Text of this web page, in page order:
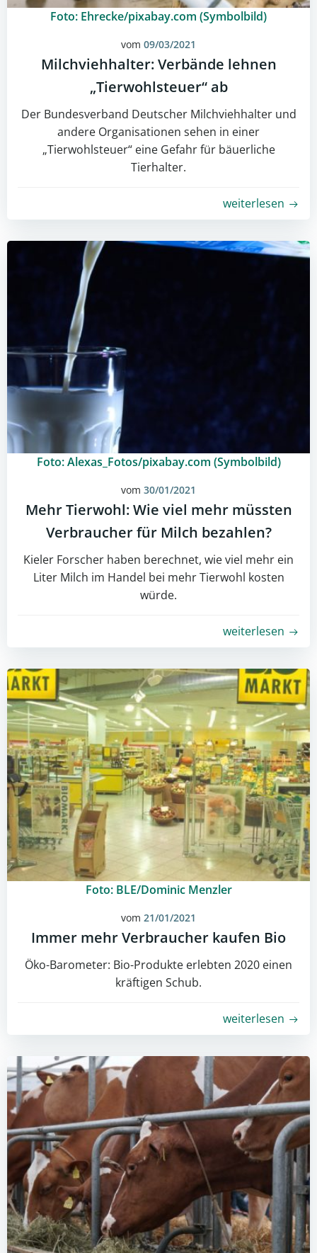
Foto: Ehrecke/pixabay.com (Symbolbild)
vom 09/03/2021
Milchviehhalter: Verbände lehnen
„Tierwohlsteuer“ ab
Der Bundesverband Deutscher Milchviehhalter und
andere Organisationen sehen in einer
„Tierwohlsteuer“ eine Gefahr für bäuerliche
Tierhalter.
weiterlesen
Foto: Alexas_Fotos/pixabay.com (Symbolbild)
vom 30/01/2021
Mehr Tierwohl: Wie viel mehr müssten
Verbraucher für Milch bezahlen?
Kieler Forscher haben berechnet, wie viel mehr ein
Liter Milch im Handel bei mehr Tierwohl kosten
würde.
weiterlesen
Foto: BLE/Dominic Menzler
vom 21/01/2021
Immer mehr Verbraucher kaufen Bio
Öko-Barometer: Bio-Produkte erlebten 2020 einen
kräftigen Schub.
weiterlesen